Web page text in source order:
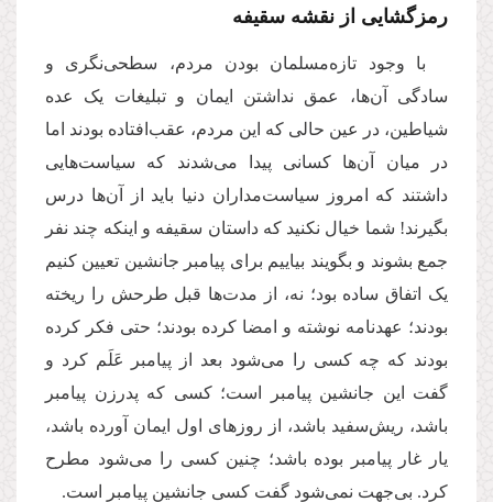
رمزگشایی از نقشه سقیفه
با وجود تازه‌مسلمان بودن مردم، سطحی‌نگری و
سادگی آن‌ها، عمق نداشتن ایمان و تبلیغات یک عده
شیاطین، در عین حالی که این مردم، عقب‌افتاده بودند اما
در میان آن‌ها کسانی پیدا می‌شدند که سیاست‌هایی
داشتند که امروز سیاست‌مداران دنیا باید از آن‌ها درس
بگیرند! شما خیال نکنید که داستان سقیفه و اینکه چند نفر
جمع بشوند و بگویند بیاییم برای پیامبر جانشین تعیین کنیم
یک اتفاق ساده بود؛ نه، از مدت‌ها قبل طرحش را ریخته
بودند؛ عهدنامه نوشته و امضا کرده بودند؛ حتی فکر کرده
بودند که چه کسی را می‌شود بعد از پیامبر عَلَم کرد و
گفت این جانشین پیامبر است؛ کسی که پدرزن پیامبر
باشد، ریش‌سفید باشد، از روزهای اول ایمان آورده باشد،
یار غار پیامبر بوده باشد؛ چنین کسی را می‌شود مطرح
کرد. بی‌جهت نمی‌شود گفت کسی جانشین پیامبر است.